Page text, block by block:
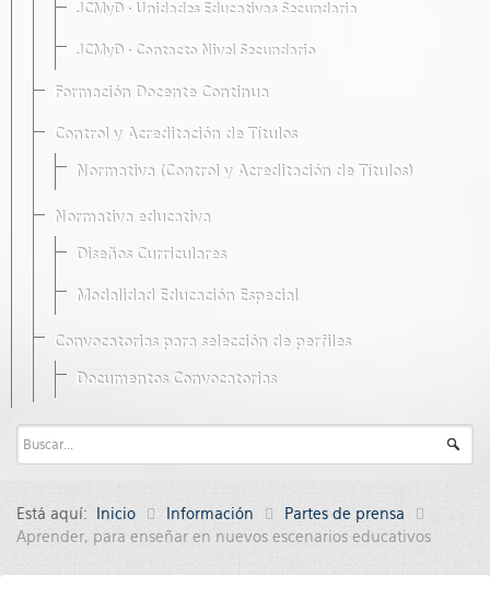
JCMyD · Unidades Educativas Secundaria
JCMyD · Contacto Nivel Secundario
Formación Docente Continua
Control y Acreditación de Títulos
Normativa (Control y Acreditación de Títulos)
Normativa educativa
Diseños Curriculares
Modalidad Educación Especial
Convocatorias para selección de perfiles
Documentos Convocatorias
Está aquí: Inicio Información
Partes de prensa
Aprender, para enseñar en nuevos escenarios educativos